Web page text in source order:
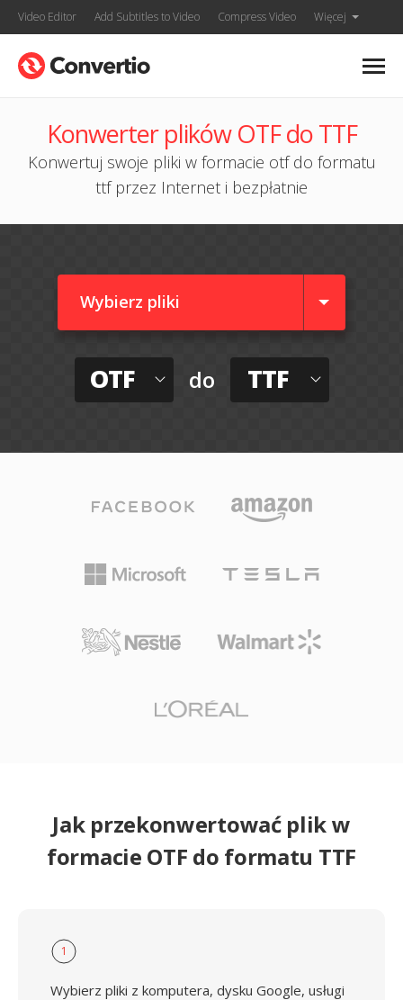
Video Editor Add Subtitles to Video Compress Video Więcej
Konwerter plików OTF do TTF
Konwertuj swoje pliki w formacie otf do formatu
ttf przez Internet i bezpłatnie
Wybierz pliki
OTF do TTF
Jak przekonwertować plik w
formacie OTF do formatu TTF
1
Wybierz pliki z komputera, dysku Google, usługi